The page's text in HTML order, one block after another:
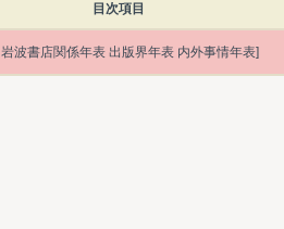
目次項目
波書店関係年表 出版界年表 内外事情年表]